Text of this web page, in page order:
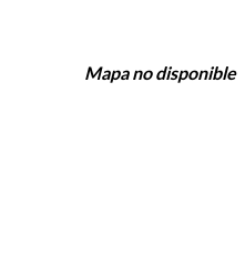
Mapa no disponible